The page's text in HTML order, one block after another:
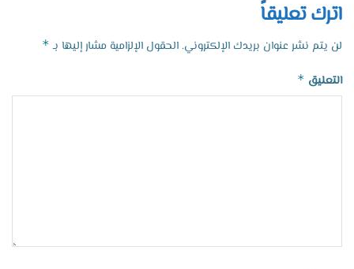
اترك تعليقاً
لن يتم نشر عنوان بريدك الإلكتروني.الحقول الإلزامية مشار إليها بـ *
التعليق *